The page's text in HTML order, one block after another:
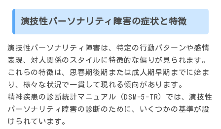
演技性パーソナリティ障害の症状と特徴
演技性パーソナリティ障害は、特定の行動パターンや感情
表現、対人関係のスタイル に特徴的な偏りが見られます。
これらの特徴は、思春期後期または成人期早期までに始ま
り、様々な状況で一貫して現れる傾向があります。
精神疾患の診断統計マニュアル（DSM-5-TR）では、演技性
パーソナリティ障害の診断のために、いくつかの基準が設
けられています。